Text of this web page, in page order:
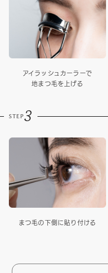
アイラッシュカーラーで
地まつ毛を上げる
STEP3
まつ毛の下側に貼り付ける